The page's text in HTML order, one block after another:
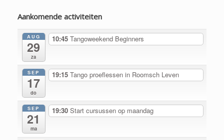
Aankomende activiteiten
AUG
29
za
10:45 Tangoweekend Beginners
SEP
17
do
19:15 Tango proeflessen in Roomsch Leven
SEP
21
ma
19:30 Start cursussen op maandag